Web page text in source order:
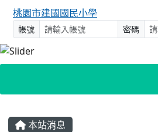
桃園市建國國民小學
帳號 密碼
主內容區域
本站消息